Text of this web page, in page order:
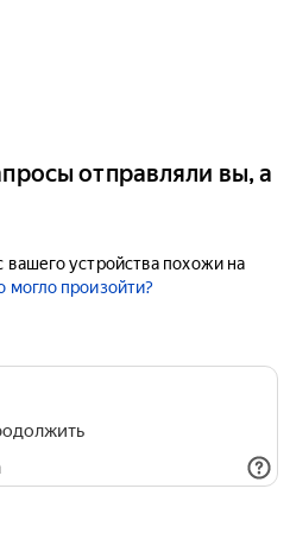
отправляли вы, а
устройства похожи на
могло произойти?